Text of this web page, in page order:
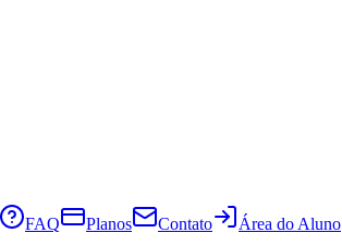
FAQ Planos Contato Área do Aluno